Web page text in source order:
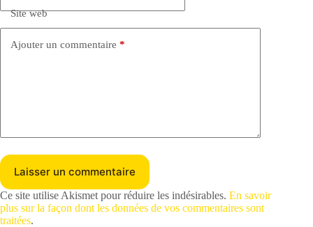
Site web
Ajouter un commentaire *
Laisser un commentaire
Ce site utilise Akismet pour réduire les indésirables. En savoir
plus sur la façon dont les données de vos commentaires sont
traitées.